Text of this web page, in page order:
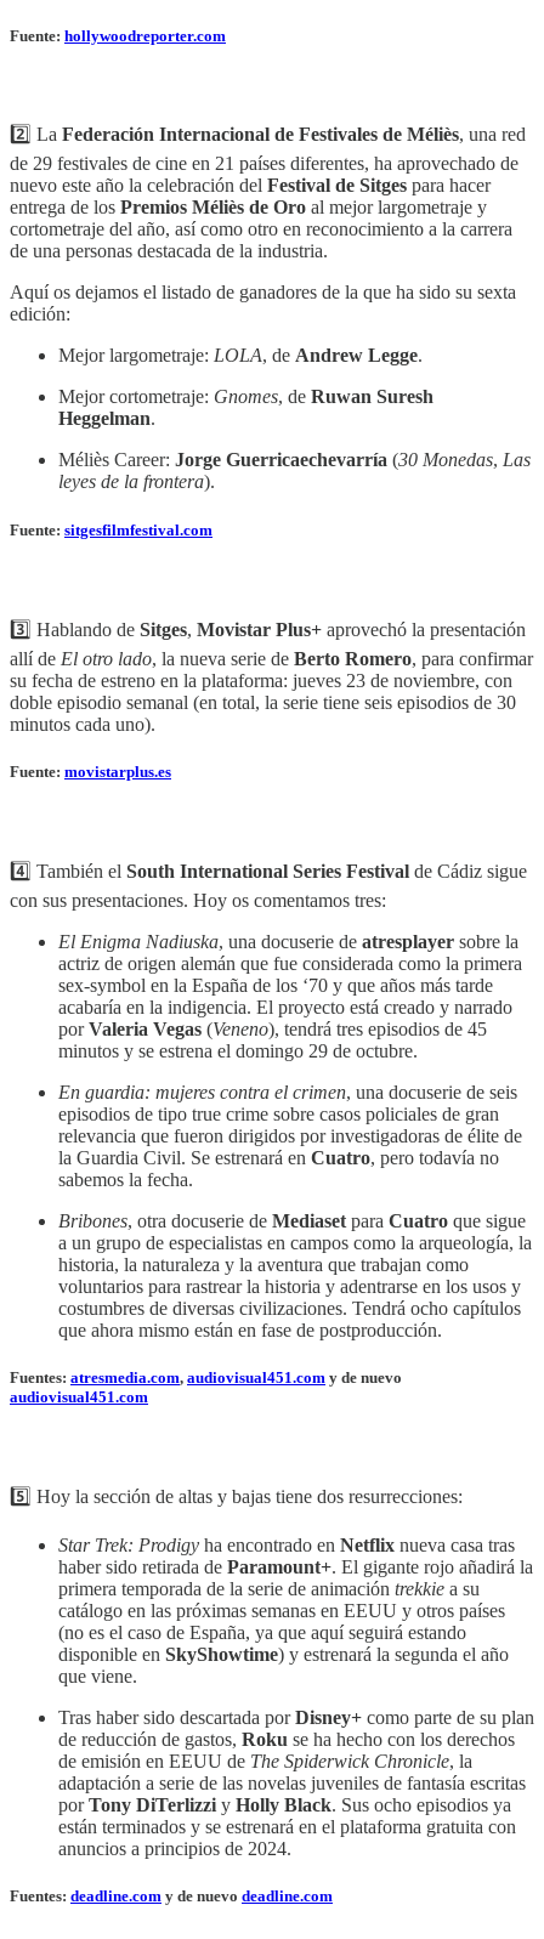
Fuente: hollywoodreporter.com
2️⃣ La Federación Internacional de Festivales de Méliès, una red
de 29 festivales de cine en 21 países diferentes, ha aprovechado de
nuevo este año la celebración del Festival de Sitges para hacer
entrega de los Premios Méliès de Oro al mejor largometraje y
cortometraje del año, así como otro en reconocimiento a la carrera
de una personas destacada de la industria.
Aquí os dejamos el listado de ganadores de la que ha sido su sexta
edición:
Mejor largometraje: LOLA, de Andrew Legge.
Mejor cortometraje: Gnomes, de Ruwan Suresh
Heggelman.
Méliès Career: Jorge Guerricaechevarría (30 Monedas, Las
leyes de la frontera).
Fuente: sitgesfilmfestival.com
3️⃣ Hablando de Sitges, Movistar Plus+ aprovechó la presentación
allí de El otro lado, la nueva serie de Berto Romero, para confirmar
su fecha de estreno en la plataforma: jueves 23 de noviembre, con
doble episodio semanal (en total, la serie tiene seis episodios de 30
minutos cada uno).
Fuente: movistarplus.es
4️⃣ También el South International Series Festival de Cádiz sigue
con sus presentaciones. Hoy os comentamos tres:
El Enigma Nadiuska, una docuserie de atresplayer sobre la
actriz de origen alemán que fue considerada como la primera
sex-symbol en la España de los ‘70 y que años más tarde
acabaría en la indigencia. El proyecto está creado y narrado
porValeria Vegas (Veneno), tendrá tres episodios de 45
minutos y se estrena el domingo 29 de octubre.
En guardia: mujeres contra el crimen, una docuserie de seis
episodios de tipo true crime sobre casos policiales de gran
relevancia que fueron dirigidos por investigadoras de élite de
la Guardia Civil. Se estrenará en Cuatro, pero todavía no
sabemos la fecha.
Bribones, otra docuserie de Mediaset para Cuatro que sigue
a un grupo de especialistas en campos como la arqueología, la
historia, la naturaleza y la aventura que trabajan como
voluntarios para rastrear la historia y adentrarse en los usos y
costumbres de diversas civilizaciones. Tendrá ocho capítulos
que ahora mismo están en fase de postproducción.
Fuentes: atresmedia.com, audiovisual451.com y de nuevo
audiovisual451.com
5️⃣ Hoy la sección de altas y bajas tiene dos resurrecciones:
Star Trek: Prodigy ha encontrado en Netflix nueva casa tras
haber sido retirada de Paramount+. El gigante rojo añadirá la
primera temporada de la serie de animación trekkie a su
catálogo en las próximas semanas en EEUU y otros países
(no es el caso de España, ya que aquí seguirá estando
disponible en SkyShowtime) y estrenará la segunda el año
que viene.
Tras haber sido descartada porDisney+ como parte de su plan
de reducción de gastos, Roku se ha hecho con los derechos
de emisión en EEUU de The Spiderwick Chronicle, la
adaptación a serie de las novelas juveniles de fantasía escritas
porTony DiTerlizzi y Holly Black. Sus ocho episodios ya
están terminados y se estrenará en el plataforma gratuita con
anuncios a principios de 2024.
Fuentes: deadline.com y de nuevo deadline.com